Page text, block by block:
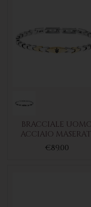
BRACCIALE
ACCIAIO
€89.00